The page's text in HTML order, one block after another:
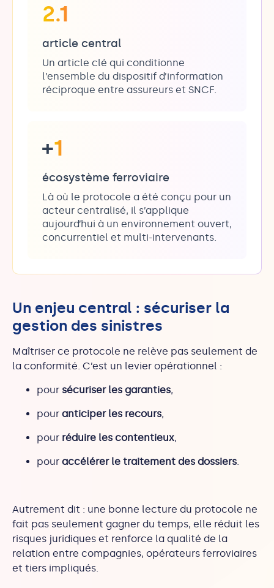
2.1
article central
Un article clé qui conditionne
l’ensemble du dispositif d’information
réciproque entre assureurs et SNCF.
+1
écosystème ferroviaire
Là où le protocole a été conçu pour un
acteur centralisé, il s’applique
aujourd’hui à un environnement ouvert,
concurrentiel et multi-intervenants.
Un enjeu central : sécuriser la
gestion des sinistres
Maîtriser ce protocole ne relève pas seulement de
la conformité. C’est un levier opérationnel :
pour sécuriser les garanties,
pour anticiper les recours,
pour réduire les contentieux,
pour accélérer le traitement des dossiers.
Autrement dit : une bonne lecture du protocole ne
fait pas seulement gagner du temps, elle réduit les
risques juridiques et renforce la qualité de la
relation entre compagnies, opérateurs ferroviaires
et tiers impliqués.